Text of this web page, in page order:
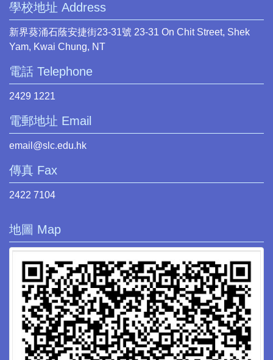
學校地址 Address
新界葵涌石蔭安捷街23-31號 23-31 On Chit Street, Shek
Yam, Kwai Chung, NT
電話 Telephone
2429 1221
電郵地址 Email
email@slc.edu.hk
傳真 Fax
2422 7104
地圖 Map